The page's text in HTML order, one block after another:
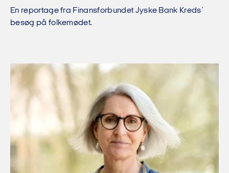
En reportage fra Finansforbundet Jyske Bank Kreds´
besøg på folkemødet.